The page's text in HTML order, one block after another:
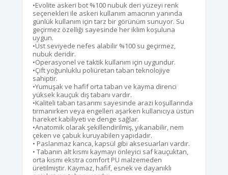
•Evolite askeri bot %100 nubuk deri yüzeyi renk
seçenekleri ile askeri kullanım amacının yanında
günlük kullanım için tarz bir görünüm sunuyor. Su
geçirmez özelliği sayesinde her iklim koşuluna
uygun.
•Üst seviyede nefes alabilir %100 su geçirmez,
nubuk deridir.
•Operasyonel ve taktik kullanım için uygundur.
•Çift yoğunluklu poliüretan taban teknolojiye
sahiptir.
•Yumuşak ve hafif orta taban ve kayma direnci
yüksek kauçuk dış tabanı vardır.
•Kaliteli taban tasarımı sayesinde arazi koşullarında
tırmanırken veya engelleri aşarken kullanıcıya üstün
hareket kabiliyeti ve denge sağlar.
•Anatomik olarak şekillendirilmiş, yıkanabilir, nem
çeken ve çabuk kuruyabilen yapıdadır.
• Paslanmaz kanca, kapsül gibi aksesuarları vardır.
• Tabanın alt kısmı kaymayı önleyici saf kauçuktan,
orta kısmı ekstra comfort PU malzemeden
üretilmiştir. Kaymaz, hafif, esnek ve dayanıklı